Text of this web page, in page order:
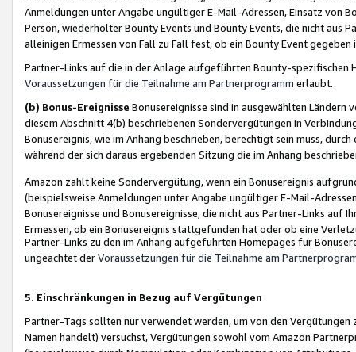
Anmeldungen unter Angabe ungültiger E-Mail-Adressen, Einsatz von
Person, wiederholter Bounty Events und Bounty Events, die nicht
alleinigen Ermessen von Fall zu Fall fest, ob ein Bounty Event
Partner-Links auf die in der Anlage aufgeführten Bounty-spezifischen
Voraussetzungen für die Teilnahme am Partnerprogramm erlaubt.
(b) Bonus-Ereignisse Bonusereignisse sind in ausgewählten Ländern
diesem Abschnitt 4(b) beschriebenen Sondervergütungen in
Bonusereignis, wie im Anhang beschrieben, berechtigt sein muss,
während der sich daraus ergebenden Sitzung die im Anhang
Amazon zahlt keine Sondervergütung, wenn ein Bonusereignis
(beispielsweise Anmeldungen unter Angabe ungültiger E-Mail-
Bonusereignisse und Bonusereignisse, die nicht aus Partner-Links auf
Ermessen, ob ein Bonusereignis stattgefunden hat oder ob eine
Partner-Links zu den im Anhang aufgeführten Homepages für
ungeachtet derVoraussetzungen für die Teilnahme am
5. Einschränkungen in Bezug auf Vergütungen
Partner-Tags sollten nur verwendet werden, um von den
Namen handelt) versuchst, Vergütungen sowohl vom Amazon